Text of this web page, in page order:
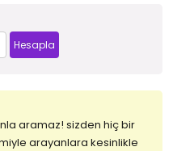
aramaz! sizden hiç bir
arayanlara kesinlikle